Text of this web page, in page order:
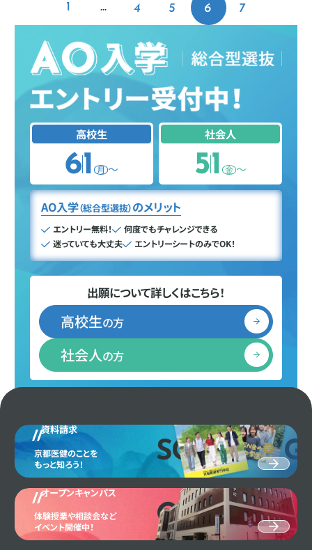
1 ... 4 5 6 7
高校生
61 月 〜
社会人
51 金 〜
AO入学（総合型選抜）のメリット
エントリー無料！
何度でもチャレンジできる
迷っていても大丈夫
エントリーシートのみでOK！
出願について詳しくはこちら！
高校生の方
社会人の方
SCHOOL
資料請求
京都医健のことを
もっと知ろう！
OPEN
オープンキャンパス
体験授業や相談会など
イベント開催中！